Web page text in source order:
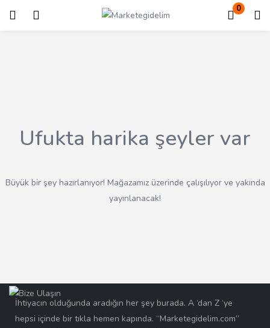
0
Giriş Kayıt ol
Ufukta harika şeyler var
Büyük bir şey hazırlanıyor! Mağazamız üzerinde çalışılıyor ve yakında
yayınlanacak!
İhtiyacın olduğunda aradığın her şey burada. A ‘dan Z ‘ye
hepsi içinde bir tıkla hemen kapında. “Marketegidelim.com”